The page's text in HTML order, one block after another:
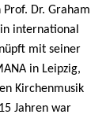
Dr. Graham
international
mit seiner
in Leipzig,
Kirchenmusik
Jahren war